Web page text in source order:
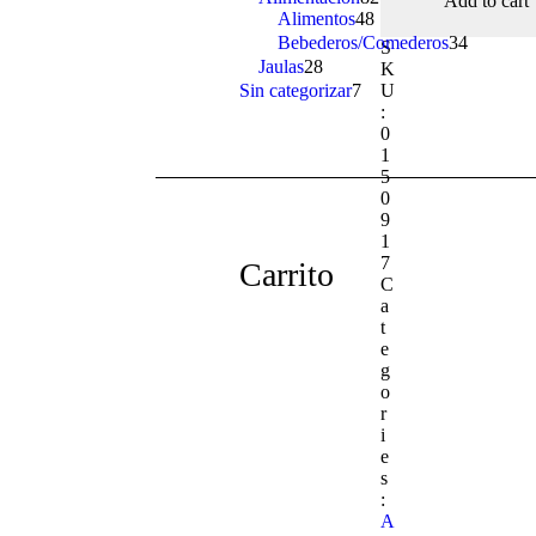
S
K
U
:
0
1
5
0
9
1
7
C
a
t
e
g
o
r
i
e
s
:
A
Alimentos48
products
Bebederos/Comederos34
Jaulas28
products
Sin categorizar7
products
Carrito